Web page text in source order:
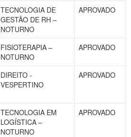
TECNOLOGIA DE
GESTÃO DE RH –
NOTURNO
APROVADO
FISIOTERAPIA –
NOTURNO
APROVADO
DIREITO -
VESPERTINO
APROVADO
TECNOLOGIA EM
LOGÍSTICA –
NOTURNO
APROVADO